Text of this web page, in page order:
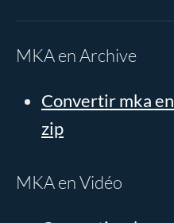
MKA en Archive
Convertir mka en
zip
MKA en Vidéo